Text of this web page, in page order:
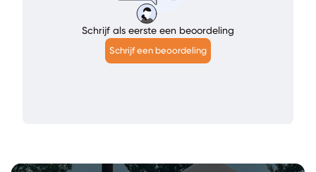
Schrijf als eerste een beoordeling
Schrijf een beoordeling